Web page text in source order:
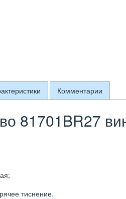
Комментарии
81701BR27
тиснение.